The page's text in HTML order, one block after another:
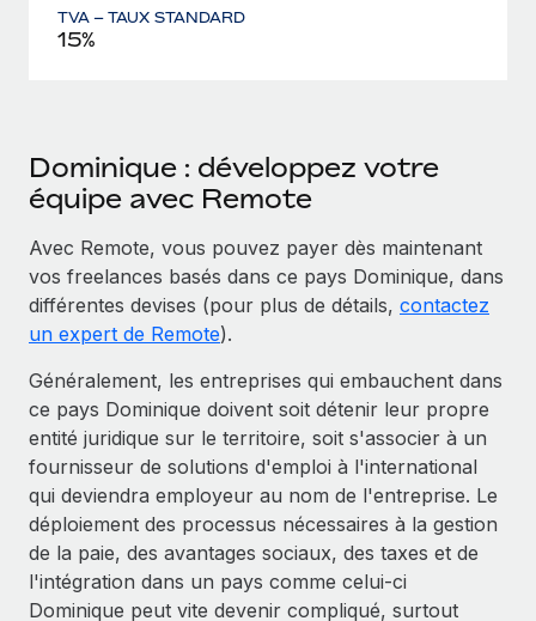
TVA – TAUX STANDARD
15%
Dominique : développez votre
équipe avec Remote
Avec Remote, vous pouvez payer dès maintenant
vos freelances basés dans ce pays Dominique, dans
différentes devises (pour plus de détails, contactez
un expert de Remote).
Généralement, les entreprises qui embauchent dans
ce pays Dominique doivent soit détenir leur propre
entité juridique sur le territoire, soit s'associer à un
fournisseur de solutions d'emploi à l'international
qui deviendra employeur au nom de l'entreprise. Le
déploiement des processus nécessaires à la gestion
de la paie, des avantages sociaux, des taxes et de
l'intégration dans un pays comme celui-ci
Dominique peut vite devenir compliqué, surtout